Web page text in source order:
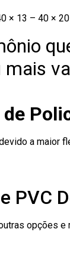
× 13 – 40 ×
a maior
PVC
opções e